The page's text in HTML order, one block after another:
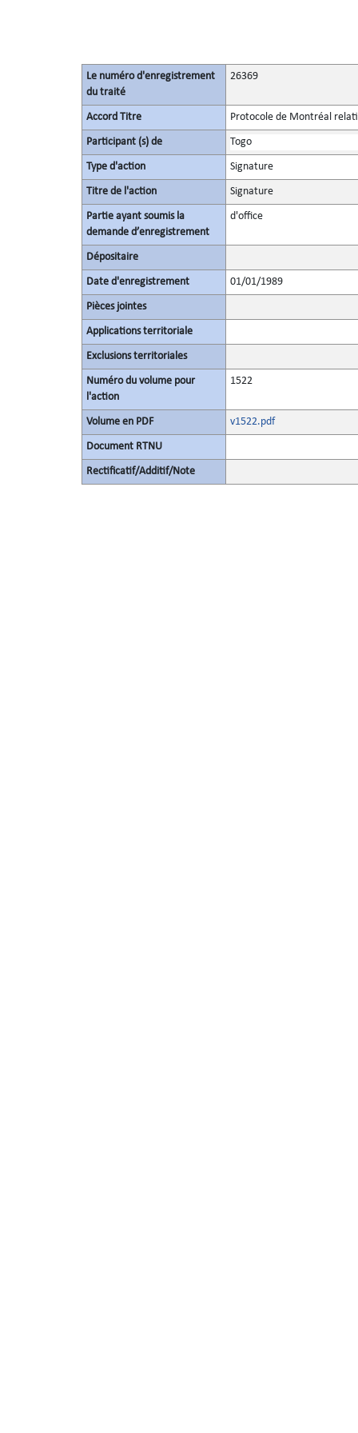
Le numéro d'enregistrement
du traité
26369
Accord Titre Protocole de Montréal
Participant (s) de Togo
Type d'action Signature
Titre de l'action Signature
Partie ayant soumis la
demande d’enregistrement
d'office
Dépositaire
Date d'enregistrement 01/01/1989
Pièces jointes
Applications territoriale
Exclusions territoriales
Numéro du volume pour
l'action
1522
Volume en PDF v1522.pdf
Document RTNU
Rectificatif/Additif/Note